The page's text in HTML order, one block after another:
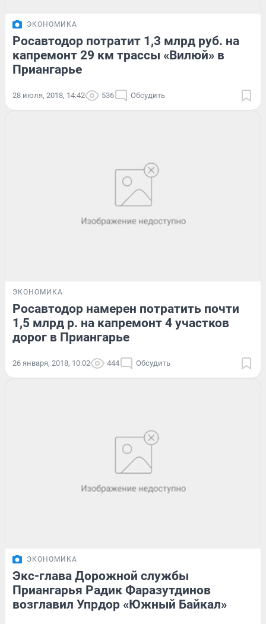
ЭКОНОМИКА
Росавтодор потратит 1,3 млрд руб. на
капремонт 29 км трассы «Вилюй» в
Приангарье
28 июля, 2018, 14:42 536 Обсудить
ЭКОНОМИКА
Росавтодор намерен потратить почти
1,5 млрд р. на капремонт 4 участков
дорог в Приангарье
26 января, 2018, 10:02 444 Обсудить
ЭКОНОМИКА
Экс-глава Дорожной службы
Приангарья Радик Фаразутдинов
возглавил Упрдор «Южный Байкал»